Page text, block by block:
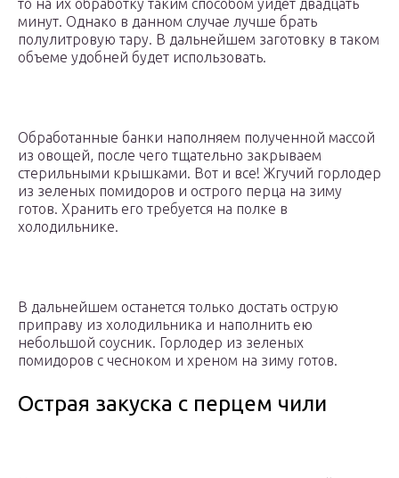
то на их обработку таким способом уйдет двадцать
минут. Однако в данном случае лучше брать
полулитровую тару. В дальнейшем заготовку в таком
объеме удобней будет использовать.
Обработанные банки наполняем полученной массой
из овощей, после чего тщательно закрываем
стерильными крышками. Вот и все! Жгучий горлодер
из зеленых помидоров и острого перца на зиму
готов. Хранить его требуется на полке в
холодильнике.
В дальнейшем останется только достать острую
приправу из холодильника и наполнить ею
небольшой соусник. Горлодер из зеленых
помидоров с чесноком и хреном на зиму готов.
Острая закуска с перцем чили